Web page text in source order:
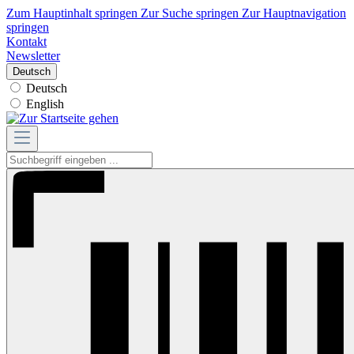
Zum Hauptinhalt springen Zur Suche springen Zur Hauptnavigation
springen
Kontakt
Newsletter
Deutsch
Deutsch
English